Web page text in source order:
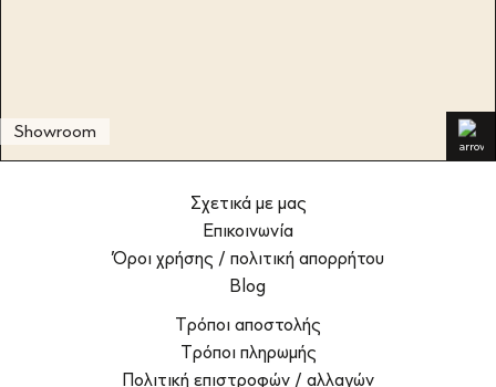
Showroom
Σχετικά με μας
Επικοινωνία
Όροι χρήσης / πολιτική απορρήτου
Blog
Τρόποι αποστολής
Τρόποι πληρωμής
Πολιτική επιστροφών / αλλαγών